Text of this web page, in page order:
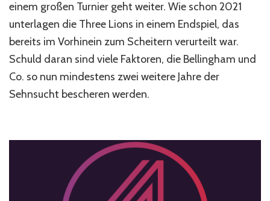
home
einem großen Turnier geht weiter. Wie schon 2021
unterlagen die Three Lions in einem Endspiel, das
bereits im Vorhinein zum Scheitern verurteilt war.
Schuld daran sind viele Faktoren, die Bellingham und
Co. so nun mindestens zwei weitere Jahre der
Sehnsucht bescheren werden.